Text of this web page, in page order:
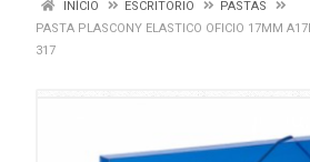
INÍCIO ESCRITORIO
PASTAS
PASTA PLASCONY ELASTICO OFICIO 17MM
317